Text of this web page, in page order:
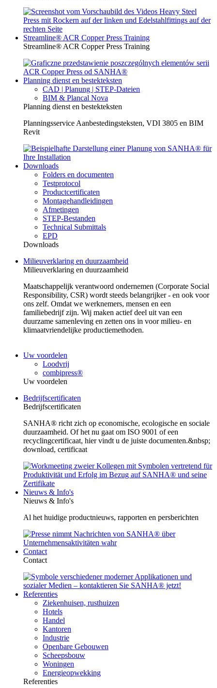
Streamline® ACR Copper Press Training
Streamline® ACR Copper Press Training
Planning dienst en bestekteksten
CAD | Planung | STEP-Dateien
BIM & Plancal Nova
Planning dienst en bestekteksten
Planningsservice Aanbestedingsteksten, VDI 3805 en BIM
Revit
Downloads
Folders en documenten
Testprotocol
Productcertificaten
Montagehandleidingen
Afmetingen
STEP-Bestanden
Technical Submittals
EPD
Downloads
Milieuverklaring en duurzaamheid
Milieuverklaring en duurzaamheid
Maatschappelijk verantwoord ondernemen (Corporate Social
Responsibility, CSR) wordt steeds belangrijker - en ook voor
ons zelf. Omdat we werknemers, mensen en een
familiebedrijf zijn. Wij maken actief deel uit van een
duurzame samenleving en zetten ons in voor milieu- en
klimaatvriendelijke productiemethoden.
Uw voordelen
Loodvrij
combipress®
Uw voordelen
Bedrijfscertificaten
Bedrijfscertificaten
SANHA® richt zich op economische, ecologische en sociale
duurzaamheid. Of het nu gaat om ISO 9001 of een
recyclingcertificaat, hier vindt u de juiste documenten.&nbsp;
download, certificaat
Nieuws & Info's
Nieuws & Info's
Al het huidige productnieuws, rapporten en persberichten
Contact
Contact
Referenties
Ziekenhuisen, rusthuizen
Hotels
Handel
Kantoren
Industrie
Openbare Gebouwen
Scheepsbouw
Woningen
Energieopwekking
Referenties